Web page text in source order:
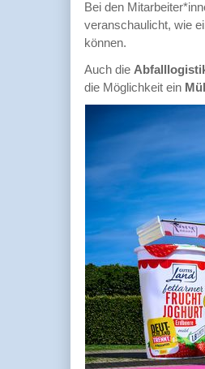
Bei den
veranschaulicht, wie
können.
Auch die
die Möglichkeit ein